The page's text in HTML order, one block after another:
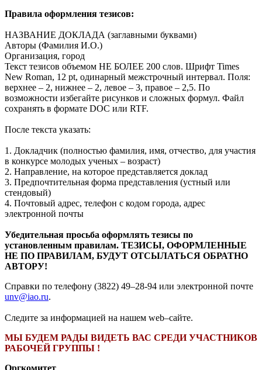
Правила оформления тезисов:
НАЗВАНИЕ ДОКЛАДА (заглавными буквами)
Авторы (Фамилия И.О.)
Организация, город
Текст тезисов объемом НЕ БОЛЕЕ 200 слов. Шрифт Times
New Roman, 12 pt, одинарный межстрочный интервал. Поля:
верхнее – 2, нижнее – 2, левое – 3, правое – 2,5. По
возможности избегайте рисунков и сложных формул. Файл
сохранять в формате DOC или RTF.
После текста указать:
1. Докладчик (полностью фамилия, имя, отчество, для участия
в конкурсе молодых ученых – возраст)
2. Направление, на которое представляется доклад
3. Предпочтительная форма представления (устный или
стендовый)
4. Почтовый адрес, телефон с кодом города, адрес
электронной почты
Убедительная просьба оформлять тезисы по
установленным правилам. ТЕЗИСЫ, ОФОРМЛЕННЫЕ
НЕ ПО ПРАВИЛАМ, БУДУТ ОТСЫЛАТЬСЯ ОБРАТНО
АВТОРУ!
Справки по телефону (3822) 49–28-94 или электронной почте
unv@iao.ru.
Следите за информацией на нашем web–сайте.
МЫ БУДЕМ РАДЫ ВИДЕТЬ ВАС СРЕДИ УЧАСТНИКОВ
РАБОЧЕЙ ГРУППЫ !